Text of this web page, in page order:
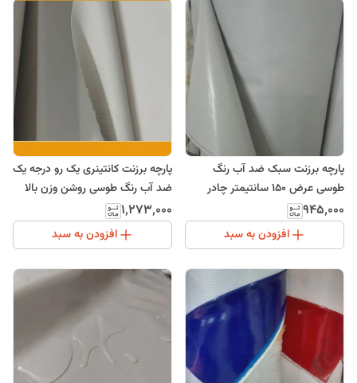
پارچه برزنت سبک ضد آب رنگ
طوسی عرض 150 سانتیمتر چادر
طبیعت
۹۴۵٬۰۰۰
افزودن به سبد
پارچه برزنت کانتینری یک رو درجه یک
ضد آب رنگ طوسی روشن وزن بالا
چادر طبیعت
۱٬۲۷۳٬۰۰۰
افزودن به سبد